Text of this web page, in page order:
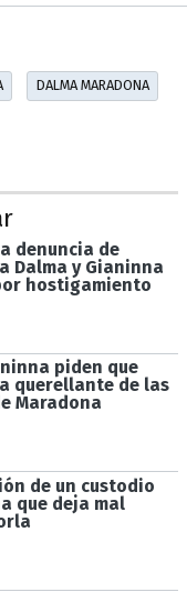
DALMA MARADONA
denuncia de
Dalma y Gianinna
hostigamiento
piden que
querellante de las
Maradona
de un custodio
que deja mal